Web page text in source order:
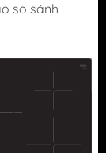
so sánh